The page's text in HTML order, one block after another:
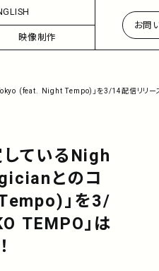
映像制作
お問
(feat. Night Tempo)」を3/14配信リリー
ているNigh
とのコ
」を3/
TEMPO」は